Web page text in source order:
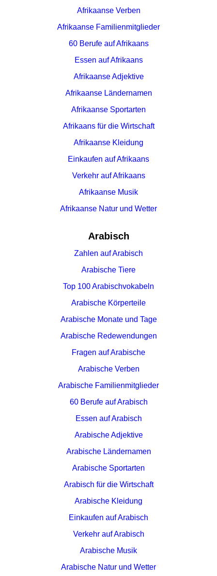
Afrikaanse Verben
Afrikaanse Familienmitglieder
60 Berufe auf Afrikaans
Essen auf Afrikaans
Afrikaanse Adjektive
Afrikaanse Ländernamen
Afrikaanse Sportarten
Afrikaans für die Wirtschaft
Afrikaanse Kleidung
Einkaufen auf Afrikaans
Verkehr auf Afrikaans
Afrikaanse Musik
Afrikaanse Natur und Wetter
Arabisch
Zahlen auf Arabisch
Arabische Tiere
Top 100 Arabischvokabeln
Arabische Körperteile
Arabische Monate und Tage
Arabische Redewendungen
Fragen auf Arabische
Arabische Verben
Arabische Familienmitglieder
60 Berufe auf Arabisch
Essen auf Arabisch
Arabische Adjektive
Arabische Ländernamen
Arabische Sportarten
Arabisch für die Wirtschaft
Arabische Kleidung
Einkaufen auf Arabisch
Verkehr auf Arabisch
Arabische Musik
Arabische Natur und Wetter